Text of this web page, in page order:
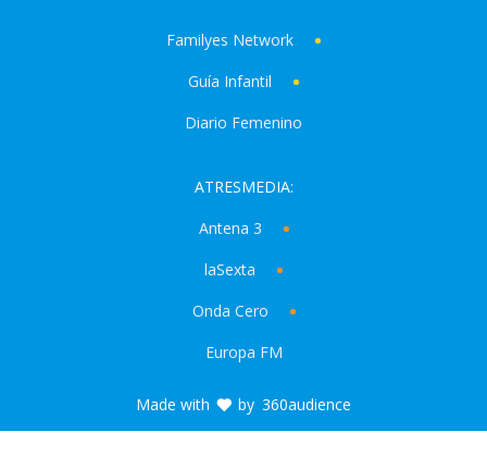
Familyes Network
Guía Infantil
Diario Femenino
ATRESMEDIA:
Antena 3
laSexta
Onda Cero
Europa FM
Made with by 360audience